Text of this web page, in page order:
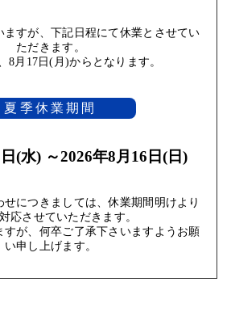
ますが、下記日程にて休業とさせてい
ただきます。
8月17日(月)からとなります。
夏季休業期間
(水) ～2026年8月16日(日)
につきましては、休業期間明けより
応させていただきます。
すが、何卒ご了承下さいますようお願
い申し上げます。